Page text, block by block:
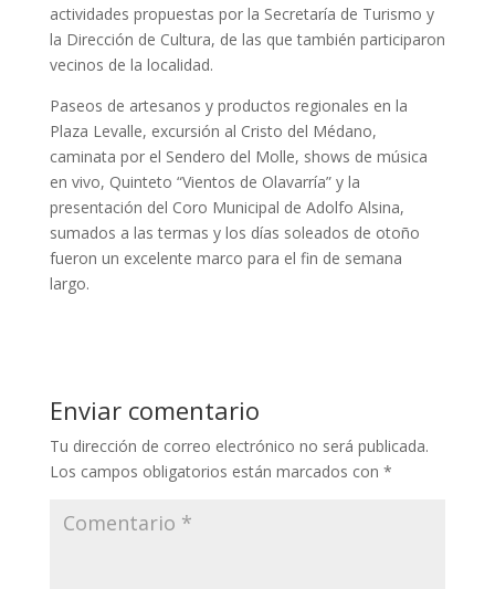
actividades propuestas por la Secretaría de Turismo y
la Dirección de Cultura, de las que también participaron
vecinos de la localidad.
Paseos de artesanos y productos regionales en la
Plaza Levalle, excursión al Cristo del Médano,
caminata por el Sendero del Molle, shows de música
en vivo, Quinteto “Vientos de Olavarría” y la
presentación del Coro Municipal de Adolfo Alsina,
sumados a las termas y los días soleados de otoño
fueron un excelente marco para el fin de semana
largo.
Enviar comentario
Tu dirección de correo electrónico no será publicada.
Los campos obligatorios están marcados con *